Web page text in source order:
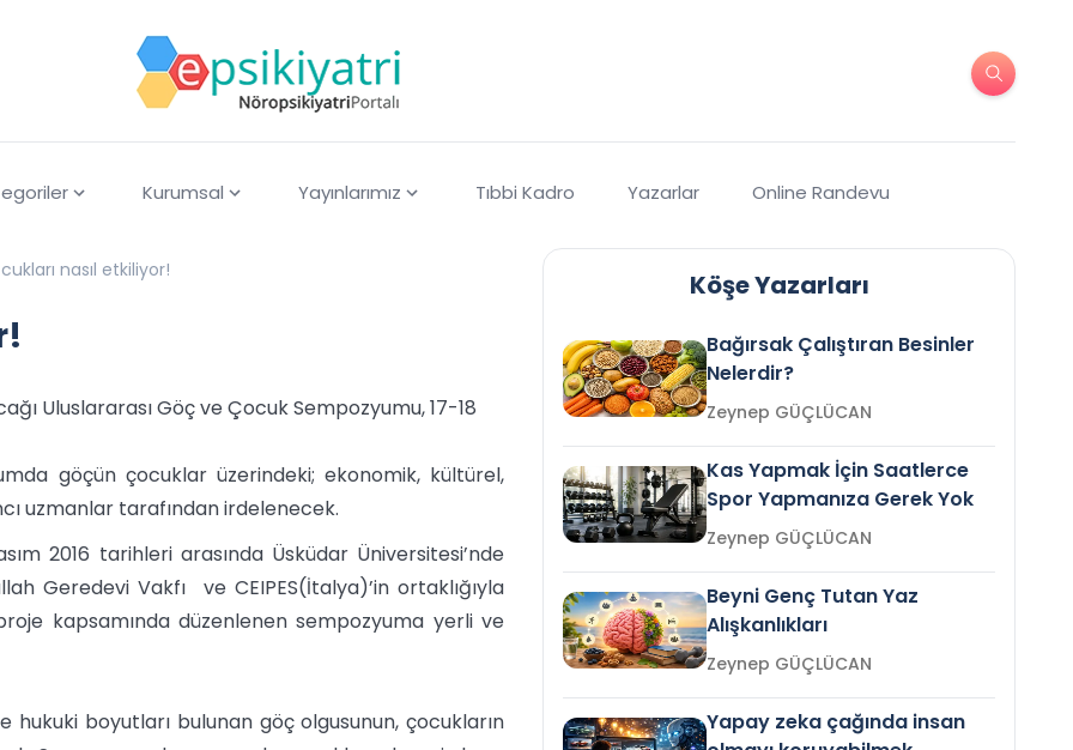
Kurumsal Yayınlarımız Tıbbi Kadro Yazarlar Online Randevu
nasıl etkiliyor!
Uluslararası Göç ve Çocuk Sempozyumu, 17-18
göçün çocuklar üzerindeki; ekonomik, kültürel,
uzmanlar tarafından irdelenecek.
2016 tarihleri arasında Üsküdar Üniversitesi’nde
Geredevi Vakfı ve CEIPES(İtalya)’in ortaklığıyla
kapsamında düzenlenen sempozyuma yerli ve
boyutları bulunan göç olgusunun, çocukların
Köşe Yazarları
Bağırsak Çalıştıran Besinler
Nelerdir?
Zeynep GÜÇLÜCAN
Kas Yapmak İçin Saatlerce
Spor Yapmanıza Gerek Yok
Zeynep GÜÇLÜCAN
Beyni Genç Tutan Yaz
Alışkanlıkları
Zeynep GÜÇLÜCAN
Yapay zeka çağında insan